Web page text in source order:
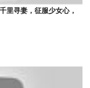
里寻妻，征服少女心，